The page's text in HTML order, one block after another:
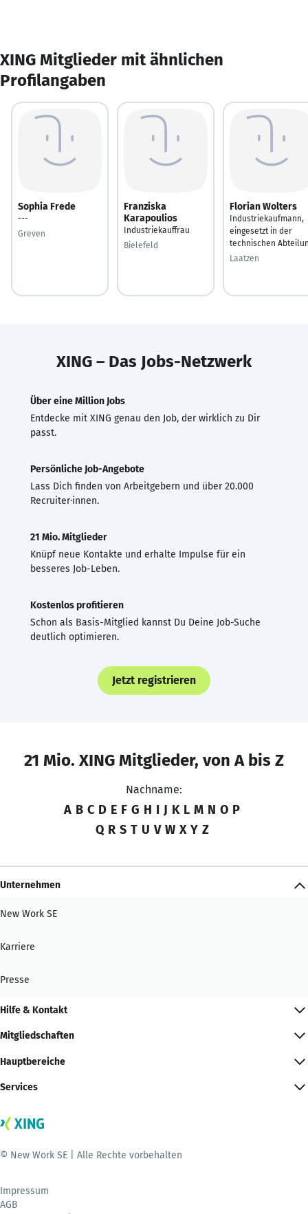
XING Mitglieder mit ähnlichen
Profilangaben
Sophia Frede
---
Greven
Franziska
Karapoulios
Industriekauffrau
Bielefeld
Florian Wolters
Industriekaufmann,
eingesetzt in der
technischen
Laatzen
XING – Das Jobs-Netzwerk
Über eine Million Jobs
Entdecke mit XING genau den Job, der wirklich zu Dir
passt.
Persönliche Job-Angebote
Lass Dich finden von Arbeitgebern und über 20.000
Recruiter·innen.
21 Mio. Mitglieder
Knüpf neue Kontakte und erhalte Impulse für ein
besseres Job-Leben.
Kostenlos profitieren
Schon als Basis-Mitglied kannst Du Deine Job-Suche
deutlich optimieren.
Jetzt registrieren
21 Mio. XING Mitglieder, von A bis Z
Nachname:
A B C D E F G H I J K L M N O P
Q R S T U V W X Y Z
Unternehmen
New Work SE
Karriere
Presse
Hilfe & Kontakt
Mitgliedschaften
Hauptbereiche
Services
© New Work SE | Alle Rechte vorbehalten
Impressum
AGB